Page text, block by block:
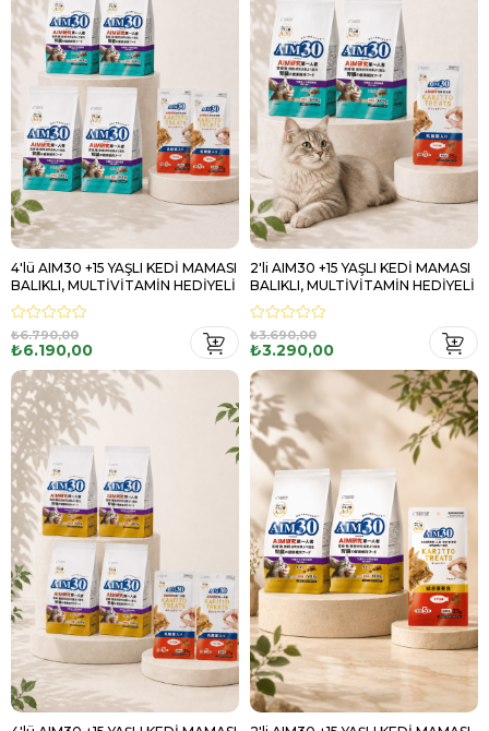
4'lü AIM30 +15 YAŞLI KEDİ MAMASI
BALIKLI, MULTİVİTAMİN HEDİYELİ
₺6.190,00
₺6.790,00
2'li AIM30 +15 YAŞLI KEDİ MAMASI
BALIKLI, MULTİVİTAMİN HEDİYELİ
₺3.290,00
₺3.690,00